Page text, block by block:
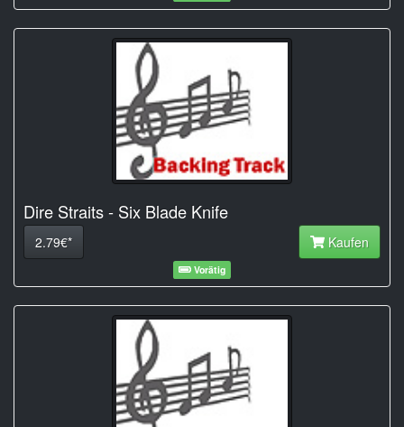
Dire Straits - Six Blade Knife
2.79€* Kaufen
Vorätig